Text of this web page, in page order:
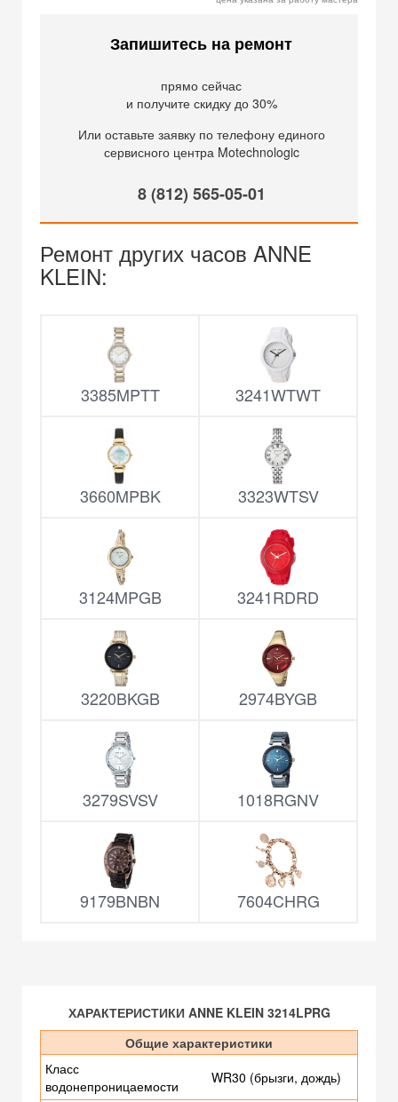
Запишитесь на ремонт
прямо сейчас
и получите скидку до 30%
Или оставьте заявку по телефону единого
сервисного центра Motechnologic
8 (812) 565-05-01
Ремонт других часов ANNE
KLEIN:
3385MPTT 3241WTWT
3660MPBK 3323WTSV
3124MPGB 3241RDRD
3220BKGB 2974BYGB
3279SVSV 1018RGNV
9179BNBN 7604CHRG
ХАРАКТЕРИСТИКИ ANNE KLEIN 3214LPRG
Общие характеристики
Класс
водонепроницаемости
WR30 (брызги, дождь)